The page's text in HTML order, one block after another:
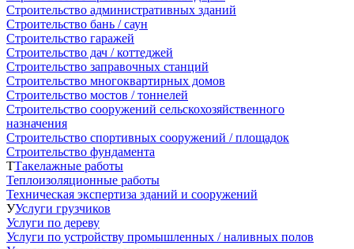
Строительство административных зданий
Строительство бань / саун
Строительство гаражей
Строительство дач / коттеджей
Строительство заправочных станций
Строительство многоквартирных домов
Строительство мостов / тоннелей
Строительство сооружений сельскохозяйственного
назначения
Строительство спортивных сооружений / площадок
Строительство фундамента
ТТакелажные работы
Теплоизоляционные работы
Техническая экспертиза зданий и сооружений
УУслуги грузчиков
Услуги по дереву
Услуги по устройству промышленных / наливных полов